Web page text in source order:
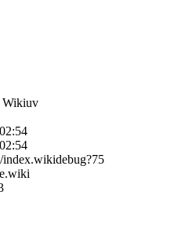
Wikiuv
index.wikidebug?75